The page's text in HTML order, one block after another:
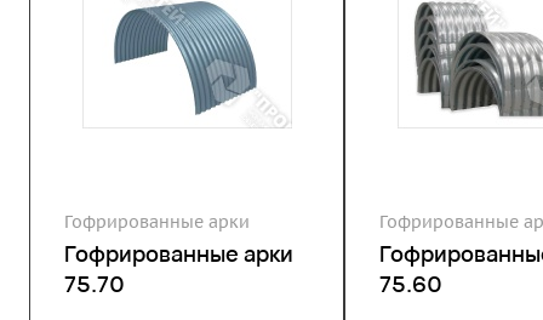
Гофрированные арки
Гофрированные арки
75.70
Гофрированные
75.60